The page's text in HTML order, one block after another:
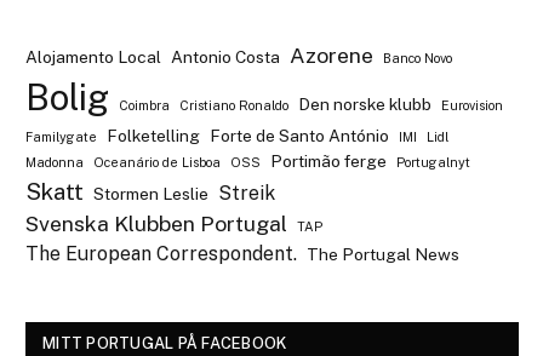
Alojamento Local Antonio Costa Azorene Banco Novo
Bolig Coimbra Cristiano Ronaldo Den norske klubb Eurovision
Familygate Folketelling Forte de Santo António IMI
Lidl
Madonna
Oceanário de Lisboa OSS Portimão ferge Portugalnyt
Skatt Stormen Leslie Streik
Svenska Klubben Portugal TAP
The European Correspondent. The Portugal News
MITT PORTUGAL PÅ FACEBOOK